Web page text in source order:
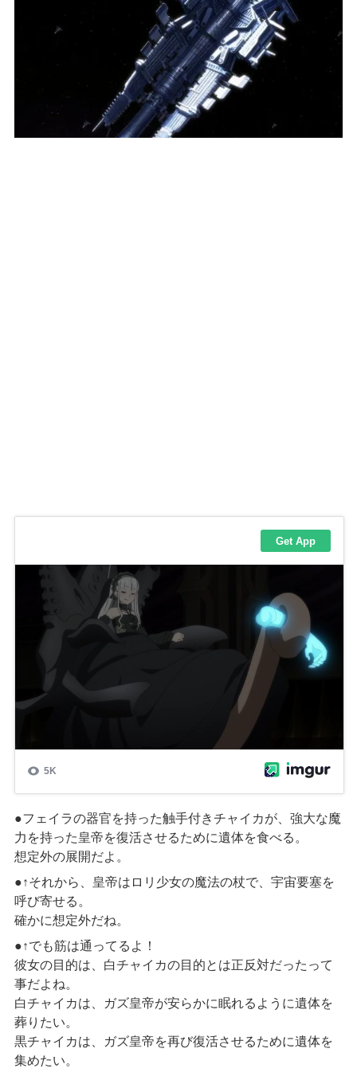
●フェイラの器官を持った触手付きチャイカが、強大な魔
力を持った皇帝を復活させるために遺体を食べる。
想定外の展開だよ。
●↑それから、皇帝はロリ少女の魔法の杖で、宇宙要塞を
呼び寄せる。
確かに想定外だね。
●↑でも筋は通ってるよ！
彼女の目的は、白チャイカの目的とは正反対だったって
事だよね。
白チャイカは、ガズ皇帝が安らかに眠れるように遺体を
葬りたい。
黒チャイカは、ガズ皇帝を再び復活させるために遺体を
集めたい。